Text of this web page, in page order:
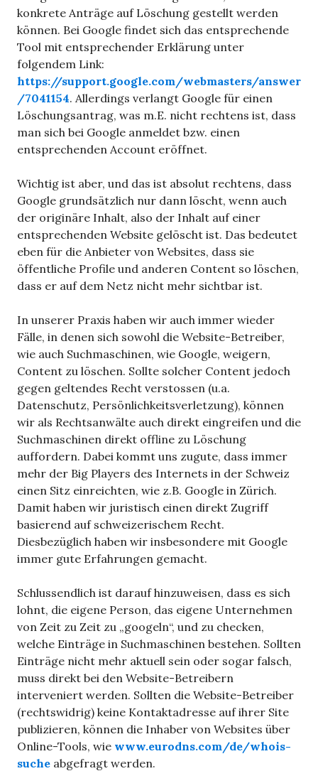
konkrete Anträge auf Löschung gestellt werden
können. Bei Google findet sich das entsprechende
Tool mit entsprechender Erklärung unter
folgendem Link:
https://support.google.com/webmasters/answer
/7041154. Allerdings verlangt Google für einen
Löschungsantrag, was m.E. nicht rechtens ist, dass
man sich bei Google anmeldet bzw. einen
entsprechenden Account eröffnet.
Wichtig ist aber, und das ist absolut rechtens, dass
Google grundsätzlich nur dann löscht, wenn auch
der originäre Inhalt, also der Inhalt auf einer
entsprechenden Website gelöscht ist. Das bedeutet
eben für die Anbieter von Websites, dass sie
öffentliche Profile und anderen Content so löschen,
dass er auf dem Netz nicht mehr sichtbar ist.
In unserer Praxis haben wir auch immer wieder
Fälle, in denen sich sowohl die Website-Betreiber,
wie auch Suchmaschinen, wie Google, weigern,
Content zu löschen. Sollte solcher Content jedoch
gegen geltendes Recht verstossen (u.a.
Datenschutz, Persönlichkeitsverletzung), können
wir als Rechtsanwälte auch direkt eingreifen und die
Suchmaschinen direkt offline zu Löschung
auffordern. Dabei kommt uns zugute, dass immer
mehr der Big Players des Internets in der Schweiz
einen Sitz einreichten, wie z.B. Google in Zürich.
Damit haben wir juristisch einen direkt Zugriff
basierend auf schweizerischem Recht.
Diesbezüglich haben wir insbesondere mit Google
immer gute Erfahrungen gemacht.
Schlussendlich ist darauf hinzuweisen, dass es sich
lohnt, die eigene Person, das eigene Unternehmen
von Zeit zu Zeit zu „googeln“, und zu checken,
welche Einträge in Suchmaschinen bestehen. Sollten
Einträge nicht mehr aktuell sein oder sogar falsch,
muss direkt bei den Website-Betreibern
interveniert werden. Sollten die Website-Betreiber
(rechtswidrig) keine Kontaktadresse auf ihrer Site
publizieren, können die Inhaber von Websites über
Online-Tools, wie www.eurodns.com/de/whois-
suche abgefragt werden.